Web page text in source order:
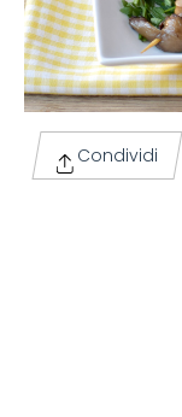
Condividi